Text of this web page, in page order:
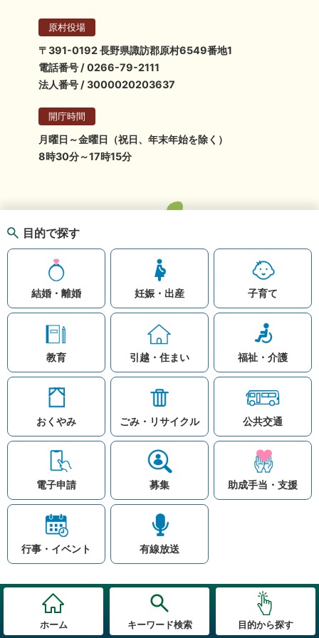
ホーム キーワード検索 目的から探す
知りたい情報を検索
注目ワード
公共交通
入札
高齢者福祉 補助金
目的で探す
結婚・離婚 妊娠・出産 子育て
教育 引越・住まい 福祉・介護
おくやみ ごみ・リサイクル 公共交通
電子申請 募集 助成手当・支援
行事・イベント 有線放送
原村役場
〒391-0192 長野県諏訪郡原村6549番地1
電話番号 / 0266-79-2111
法人番号 / 3000020203637
開庁時間
月曜日～金曜日（祝日、年末年始を除く）
8時30分～17時15分
お問い合わせ
リンク集
このホームページ
著作権と免責事項につ
プライバシーポリシー
© Village Hara